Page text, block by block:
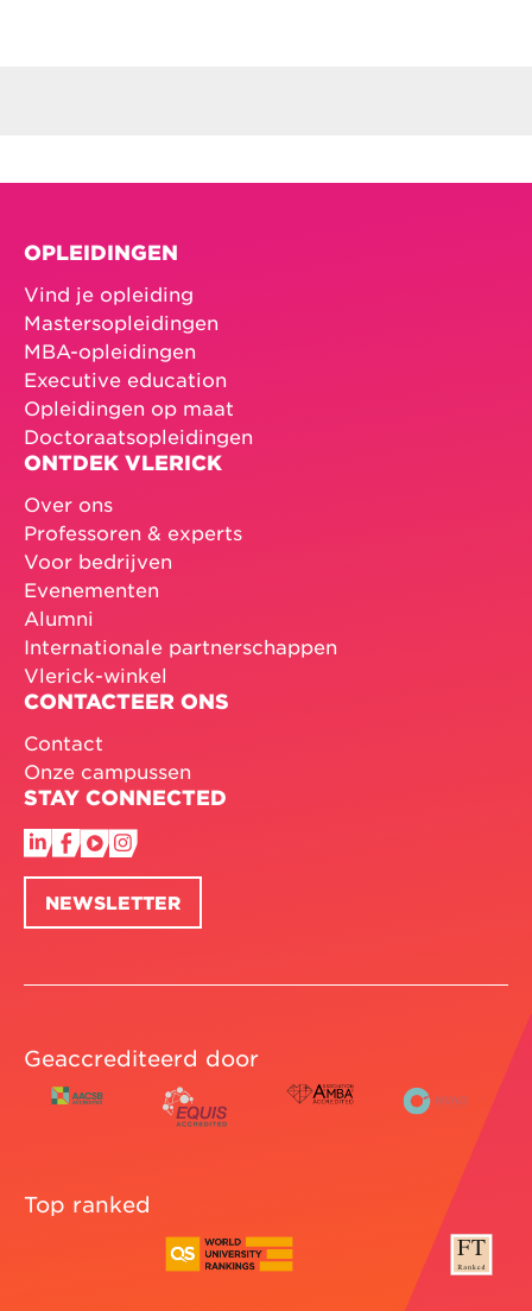
OPLEIDINGEN
Vind je opleiding
Mastersopleidingen
MBA-opleidingen
Executive education
Opleidingen op maat
Doctoraatsopleidingen
ONTDEK VLERICK
Over ons
Professoren & experts
Voor bedrijven
Evenementen
Alumni
Internationale partnerschappen
Vlerick-winkel
CONTACTEER ONS
Contact
Onze campussen
STAY CONNECTED
NEWSLETTER
Geaccrediteerd door
Top ranked